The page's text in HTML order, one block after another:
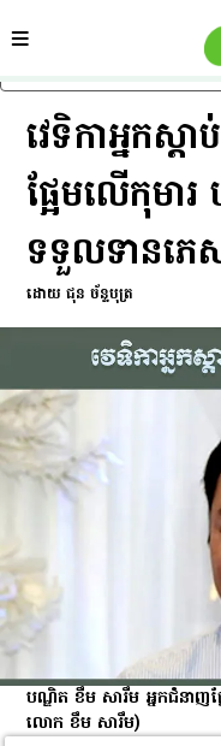
រំលងទៅមាតិកាចម្ប
ផ្នែក
វេទិកា​អ្នក​ស្
ផ្អែម​លើ​កុមា
ទទួលទាន​ភេស
ដោយ ជុន ច័ន្ទបុត្រ
បណ្ឌិត ខឹម សារឹម អ្នក​ជំនាញ​ផ្
លោក ខឹម សារឹម)